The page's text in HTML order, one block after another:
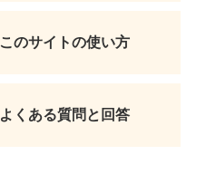
このサイトの使い方
よくある質問と回答